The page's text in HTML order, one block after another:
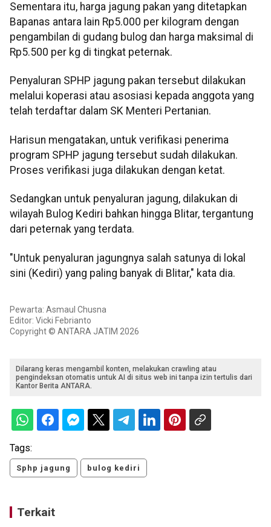
Sementara itu, harga jagung pakan yang ditetapkan
Bapanas antara lain Rp5.000 per kilogram dengan
pengambilan di gudang bulog dan harga maksimal di
Rp5.500 per kg di tingkat peternak.
Penyaluran SPHP jagung pakan tersebut dilakukan
melalui koperasi atau asosiasi kepada anggota yang
telah terdaftar dalam SK Menteri Pertanian.
Harisun mengatakan, untuk verifikasi penerima
program SPHP jagung tersebut sudah dilakukan.
Proses verifikasi juga dilakukan dengan ketat.
Sedangkan untuk penyaluran jagung, dilakukan di
wilayah Bulog Kediri bahkan hingga Blitar, tergantung
dari peternak yang terdata.
"Untuk penyaluran jagungnya salah satunya di lokal
sini (Kediri) yang paling banyak di Blitar," kata dia.
Pewarta: Asmaul Chusna
Editor: Vicki Febrianto
Copyright © ANTARA JATIM 2026
Dilarang keras mengambil konten, melakukan crawling atau
pengindeksan otomatis untuk AI di situs web ini tanpa izin tertulis dari
Kantor Berita ANTARA.
Tags:
Sphp jagung bulog kediri
Terkait